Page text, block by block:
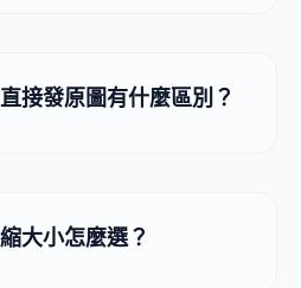
接發原圖有什麼區別？
大小怎麼選？